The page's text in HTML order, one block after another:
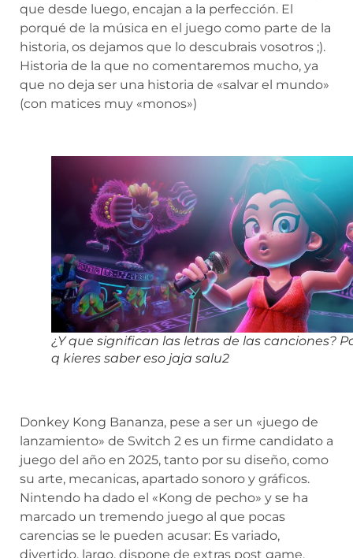
que desde luego, encajan a la perfección. El
porqué de la música en el juego como parte de la
historia, os dejamos que lo descubrais vosotros ;).
Historia de la que no comentaremos mucho, ya
que no deja ser una historia de «salvar el mundo»
(con matices muy «monos»)
¿Y que significan las letras de las canciones?
q kieres saber eso jaja salu2
Donkey Kong Bananza, pese a ser un «juego de
lanzamiento» de Switch 2 es un firme candidato a
juego del año en 2025, tanto por su diseño, como
su arte, mecanicas, apartado sonoro y gráficos.
Nintendo ha dado el «Kong de pecho» y se ha
marcado un tremendo juego al que pocas
carencias se le pueden acusar: Es variado,
divertido, largo, dispone de extras post game,